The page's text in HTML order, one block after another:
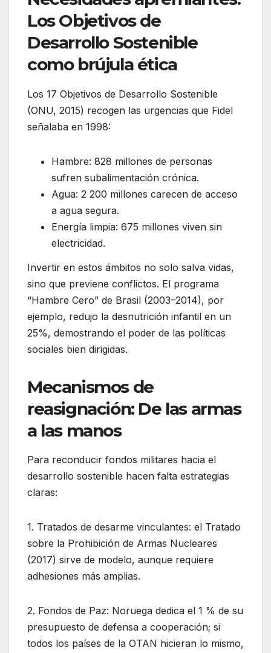
Los Objetivos de
Desarrollo Sostenible
como brújula ética
Los 17 Objetivos de Desarrollo Sostenible
(ONU, 2015) recogen las urgencias que Fidel
señalaba en 1998:
Hambre: 828 millones de personas
sufren subalimentación crónica.
Agua: 2 200 millones carecen de acceso
a agua segura.
Energía limpia: 675 millones viven sin
electricidad.
Invertir en estos ámbitos no solo salva vidas,
sino que previene conflictos. El programa
“Hambre Cero” de Brasil (2003–2014), por
ejemplo, redujo la desnutrición infantil en un
25%, demostrando el poder de las políticas
sociales bien dirigidas.
Mecanismos de
reasignación: De las armas
a las manos
Para reconducir fondos militares hacia el
desarrollo sostenible hacen falta estrategias
claras:
1. Tratados de desarme vinculantes: el Tratado
sobre la Prohibición de Armas Nucleares
(2017) sirve de modelo, aunque requiere
adhesiones más amplias.
2. Fondos de Paz: Noruega dedica el 1 % de su
presupuesto de defensa a cooperación; si
todos los países de la OTAN hicieran lo mismo,